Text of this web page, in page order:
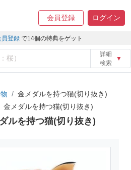
会員登録 ログイン
員登録 で14個の特典をゲット
詳細
検索
▼
金メダルを持つ猫(切り抜き)
金メダルを持つ猫(切り抜き)
ルを持つ猫(切り抜き)